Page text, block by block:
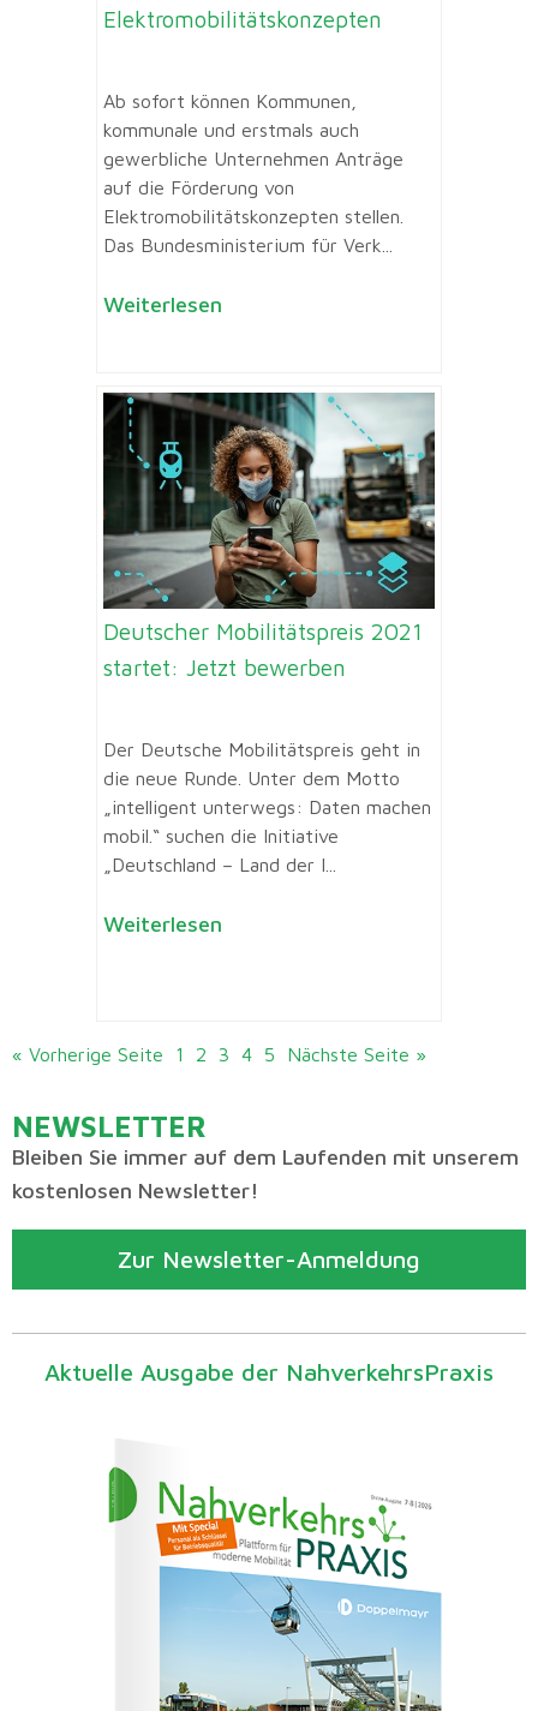
Elektromobilitätskonzepten
Ab sofort können Kommunen,
kommunale und erstmals auch
gewerbliche Unternehmen Anträge
auf die Förderung von
Elektromobilitätskonzepten stellen.
Das Bundesministerium für Verk...
Weiterlesen
Deutscher Mobilitätspreis 2021
startet: Jetzt bewerben
Der Deutsche Mobilitätspreis geht in
die neue Runde. Unter dem Motto
„intelligent unterwegs: Daten machen
mobil.“ suchen die Initiative
„Deutschland – Land der I...
Weiterlesen
« Vorherige Seite 1 2 3 4 5 Nächste Seite »
NEWSLETTER
Bleiben Sie immer auf dem Laufenden mit unserem
kostenlosen Newsletter!
Zur Newsletter-Anmeldung
Aktuelle Ausgabe der NahverkehrsPraxis